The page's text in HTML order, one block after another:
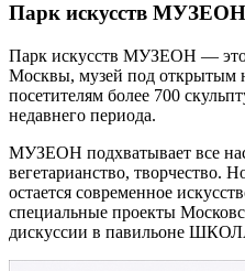
Парк искусств МУЗЕОН
Парк искусств МУЗЕОН — это
Москвы, музей под открытым
посетителям более 700
недавнего периода.
МУЗЕОН подхватывает все
вегетарианство, творчество.
остается современное
специальные проекты
дискуссии в павильоне